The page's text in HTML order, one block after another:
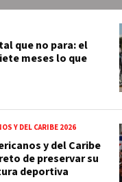
que no para: el
meses lo que
Y DEL CARIBE 2026
y del Caribe
de preservar su
deportiva